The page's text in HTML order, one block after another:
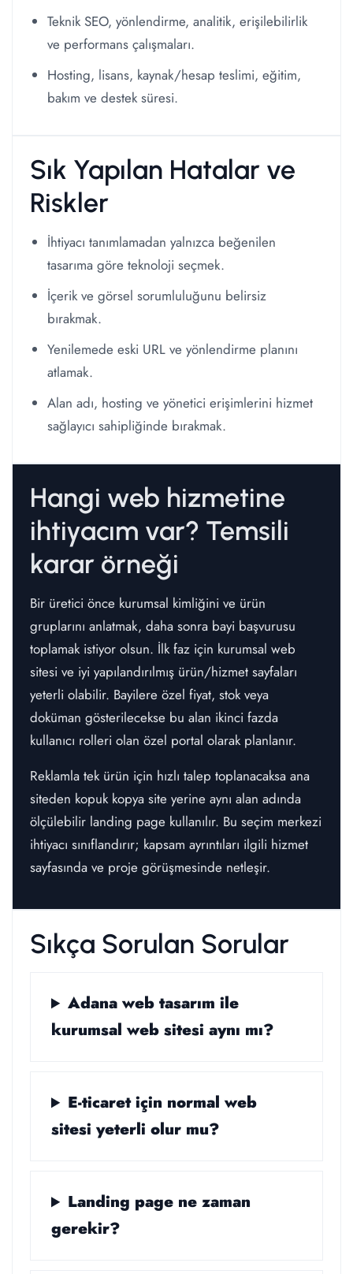
Teknik SEO, yönlendirme, analitik, erişilebilirlik
ve performans çalışmaları.
Hosting, lisans, kaynak/hesap teslimi, eğitim,
bakım ve destek süresi.
Sık Yapılan Hatalar ve
Riskler
İhtiyacı tanımlamadan yalnızca beğenilen
tasarıma göre teknoloji seçmek.
İçerik ve görsel sorumluluğunu belirsiz
bırakmak.
Yenilemede eski URL ve yönlendirme planını
atlamak.
Alan adı, hosting ve yönetici erişimlerini hizmet
sağlayıcı sahipliğinde bırakmak.
Hangi web hizmetine
ihtiyacım var? Temsili
karar örneği
Bir üretici önce kurumsal kimliğini ve ürün
gruplarını anlatmak, daha sonra bayi başvurusu
toplamak istiyor olsun. İlk faz için kurumsal web
sitesi ve iyi yapılandırılmış ürün/hizmet sayfaları
yeterli olabilir. Bayilere özel fiyat, stok veya
doküman gösterilecekse bu alan ikinci fazda
kullanıcı rolleri olan özel portal olarak planlanır.
Reklamla tek ürün için hızlı talep toplanacaksa ana
siteden kopuk kopya site yerine aynı alan adında
ölçülebilir landing page kullanılır. Bu seçim merkezi
ihtiyacı sınıflandırır; kapsam ayrıntıları ilgili hizmet
sayfasında ve proje görüşmesinde netleşir.
Sıkça Sorulan Sorular
Adana web tasarım ile
kurumsal web sitesi aynı mı?
E-ticaret için normal web
sitesi yeterli olur mu?
Landing page ne zaman
gerekir?